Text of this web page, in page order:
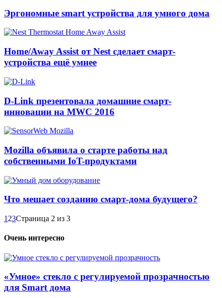
Эргономные smart устройства для умного дома
Home/Away Assist от Nest сделает смарт-
устройства ещё умнее
D-Link презентовала домашние смарт-
инновации на MWC 2016
Mozilla объявила о старте работы над
собственными IoT-продуктами
Что мешает созданию смарт-дома будущего?
1 23Страница 2 из 3
Очень интересно
«Умное» стекло с регулируемой прозрачностью
для Smart дома